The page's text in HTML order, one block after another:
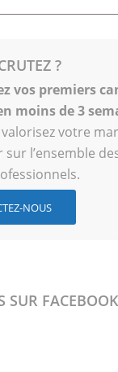
?
vos premiers
moins de 3
votre
l’ensemble
NOUS
SUR FACEBOOK